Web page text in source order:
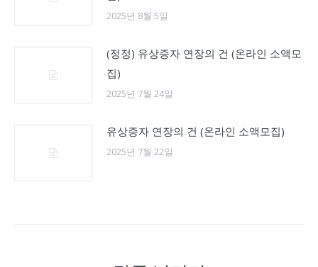
2025년 8월 5일
(정정) 유상증자 연장의 건 (온라인 소액모
집)
2025년 7월 24일
유상증자 연장의 건 (온라인 소액모집)
2025년 7월 22일